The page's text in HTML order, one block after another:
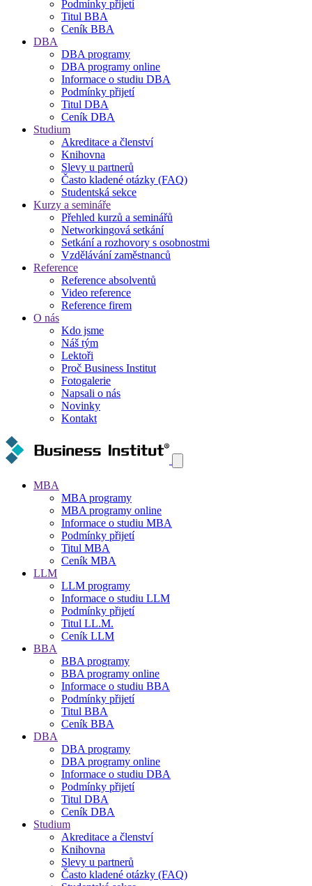
Podmínky přijetí
Titul BBA
Ceník BBA
DBA
DBA programy
DBA programy online
Informace o studiu DBA
Podmínky přijetí
Titul DBA
Ceník DBA
Studium
Akreditace a členství
Knihovna
Slevy u partnerů
Často kladené otázky (FAQ)
Studentská sekce
Kurzy a semináře
Přehled kurzů a seminářů
Networkingová setkání
Setkání a rozhovory s osobnostmi
Vzdělávání zaměstnanců
Reference
Reference absolventů
Video reference
Reference firem
O nás
Kdo jsme
Náš tým
Lektoři
Proč Business Institut
Fotogalerie
Napsali o nás
Novinky
Kontakt
MBA
MBA programy
MBA programy online
Informace o studiu MBA
Podmínky přijetí
Titul MBA
Ceník MBA
LLM
LLM programy
Informace o studiu LLM
Podmínky přijetí
Titul LL.M.
Ceník LLM
BBA
BBA programy
BBA programy online
Informace o studiu BBA
Podmínky přijetí
Titul BBA
Ceník BBA
DBA
DBA programy
DBA programy online
Informace o studiu DBA
Podmínky přijetí
Titul DBA
Ceník DBA
Studium
Akreditace a členství
Knihovna
Slevy u partnerů
Často kladené otázky (FAQ)